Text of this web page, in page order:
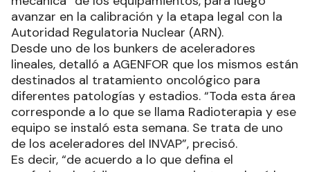
avanzar en la calibración y la etapa legal con la
Autoridad Regulatoria Nuclear (ARN).
Desde uno de los bunkers de aceleradores
lineales, detalló a AGENFOR que los mismos están
destinados al tratamiento oncológico para
diferentes patologías y estadios. “Toda esta área
corresponde a lo que se llama Radioterapia y ese
equipo se instaló esta semana. Se trata de uno
de los aceleradores del INVAP”, precisó.
Es decir, “de acuerdo a lo que defina el